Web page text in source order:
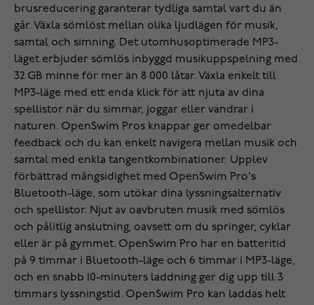
brusreducering garanterar tydliga samtal vart du än
går. Växla sömlöst mellan olika ljudlägen för musik,
samtal och simning. Det utomhusoptimerade MP3-
läget erbjuder sömlös inbyggd musikuppspelning med
32 GB minne för mer än 8 000 låtar. Växla enkelt till
MP3-läge med ett enda klick för att njuta av dina
spellistor när du simmar, joggar eller vandrar i
naturen. OpenSwim Pros knappar ger omedelbar
feedback och du kan enkelt navigera mellan musik och
samtal med enkla tangentkombinationer. Upplev
förbättrad mångsidighet med OpenSwim Pro's
Bluetooth-läge, som utökar dina lyssningsalternativ
och spellistor. Njut av oavbruten musik med sömlös
och pålitlig anslutning, oavsett om du springer, cyklar
eller är på gymmet. OpenSwim Pro har en batteritid
på 9 timmar i Bluetooth-läge och 6 timmar i MP3-läge,
och en snabb 10-minuters laddning ger dig upp till 3
timmars lyssningstid. OpenSwim Pro kan laddas helt